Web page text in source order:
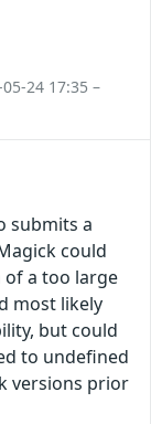
24 17:35 –
submits a
could
a too large
most likely
but could
to undefined
versions prior